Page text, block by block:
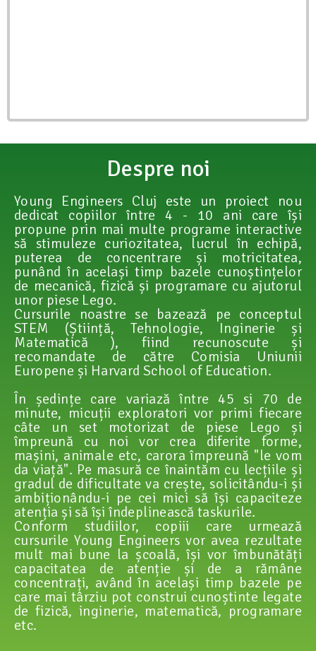
Despre noi
Young Engineers Cluj este un proiect nou
dedicat copiilor între 4 - 10 ani care își
propune prin mai multe programe interactive
să stimuleze curiozitatea, lucrul în echipă,
puterea de concentrare și motricitatea,
punând în același timp bazele cunoștințelor
de mecanică, fizică și programare cu ajutorul
unor piese Lego.
Cursurile noastre se bazează pe conceptul
STEM (Știință, Tehnologie, Inginerie și
Matematică ), fiind recunoscute și
recomandate de către Comisia Uniunii
Europene și Harvard School of Education.
În ședințe care variază între 45 si 70 de
minute, micuții exploratori vor primi fiecare
câte un set motorizat de piese Lego și
împreună cu noi vor crea diferite forme,
mașini, animale etc, carora împreună "le vom
da viață". Pe masură ce înaintăm cu lecțiile și
gradul de dificultate va crește, solicitându-i și
ambiționându-i pe cei mici să își capaciteze
atenția și să își îndeplinească taskurile.
Conform studiilor, copiii care urmează
cursurile Young Engineers vor avea rezultate
mult mai bune la școală, își vor îmbunătăți
capacitatea de atenție și de a rămâne
concentrați, având în același timp bazele pe
care mai târziu pot construi cunoștinte legate
de fizică, inginerie, matematică, programare
etc.